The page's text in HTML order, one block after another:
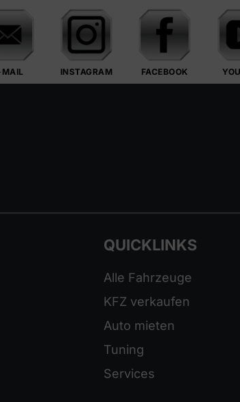
MAIL INSTAGRAM FACEBOOK
QUICKLINKS
Alle Fahrzeuge
KFZ verkaufen
Auto mieten
Tuning
Services